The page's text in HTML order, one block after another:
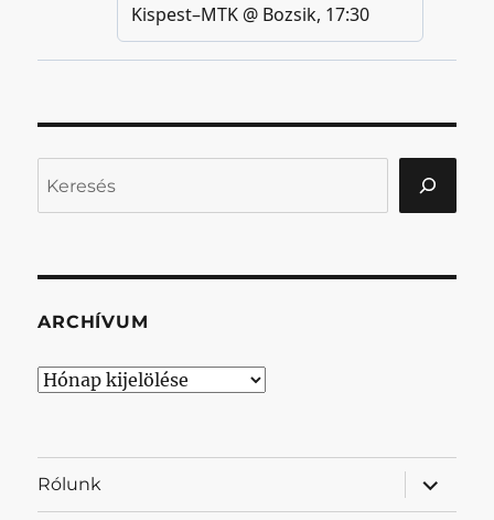
ARCHÍVUM
Archívum
Rólunk
almenü